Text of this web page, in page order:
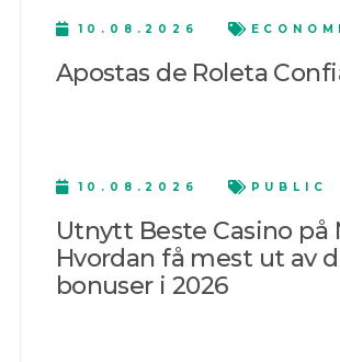
10.08.2026
Apostas de Roleta
10.08.2026 PUBLIC
Utnytt Beste Casino på
Hvordan få mest ut av
bonuser i 2026